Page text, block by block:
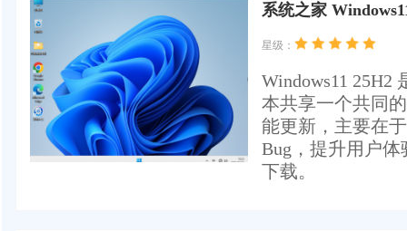
系统之家
星级：
Windows11 25H2
本共享一个共同
能更新，主要在
Bug，提升用户
下载。